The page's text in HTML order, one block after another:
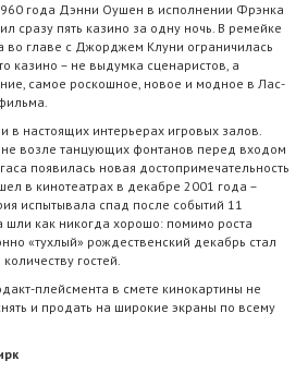
года Дэнни Оушен в исполнении Фрэнка
сразу пять казино за одну ночь. В ремейке
во главе с Джорджем Клуни ограничилась
казино – не выдумка сценаристов, а
самое роскошное, новое и модное в Лас-
в настоящих интерьерах игровых залов.
возле танцующих фонтанов перед входом
появилась новая достопримечательность
в кинотеатрах в декабре 2001 года –
испытывала спад после событий 11
шли как никогда хорошо: помимо роста
«тухлый» рождественский декабрь стал
гостей.
плейсмента в смете кинокартины не
и продать на широкие экраны по всему